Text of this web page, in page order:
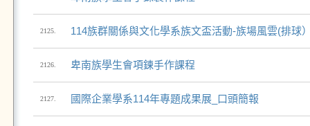
2125. 114族群關係與文化學系族文盃活動-族場風雲(排球
2126. 卑南族學生會項鍊手作課程
2127. 國際企業學系114年專題成果展_口頭簡報